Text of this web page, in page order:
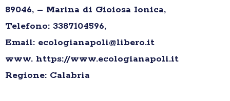
89046, – Marina di Gioiosa Ionica,
Telefono: 3387104596,
Email: ecologianapoli@libero.it
www. https://www.ecologianapoli.it
Regione: Calabria